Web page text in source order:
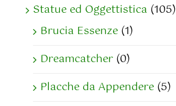
Statue ed Oggettistica (105)
Brucia Essenze (1)
Dreamcatcher (0)
Placche da Appendere (5)